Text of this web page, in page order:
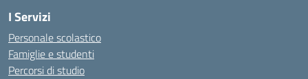
I Servizi
Personale scolastico
Famiglie e studenti
Percorsi di studio